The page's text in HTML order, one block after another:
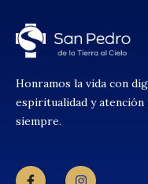
Honramos la vida con
espiritualidad y atención
siempre.